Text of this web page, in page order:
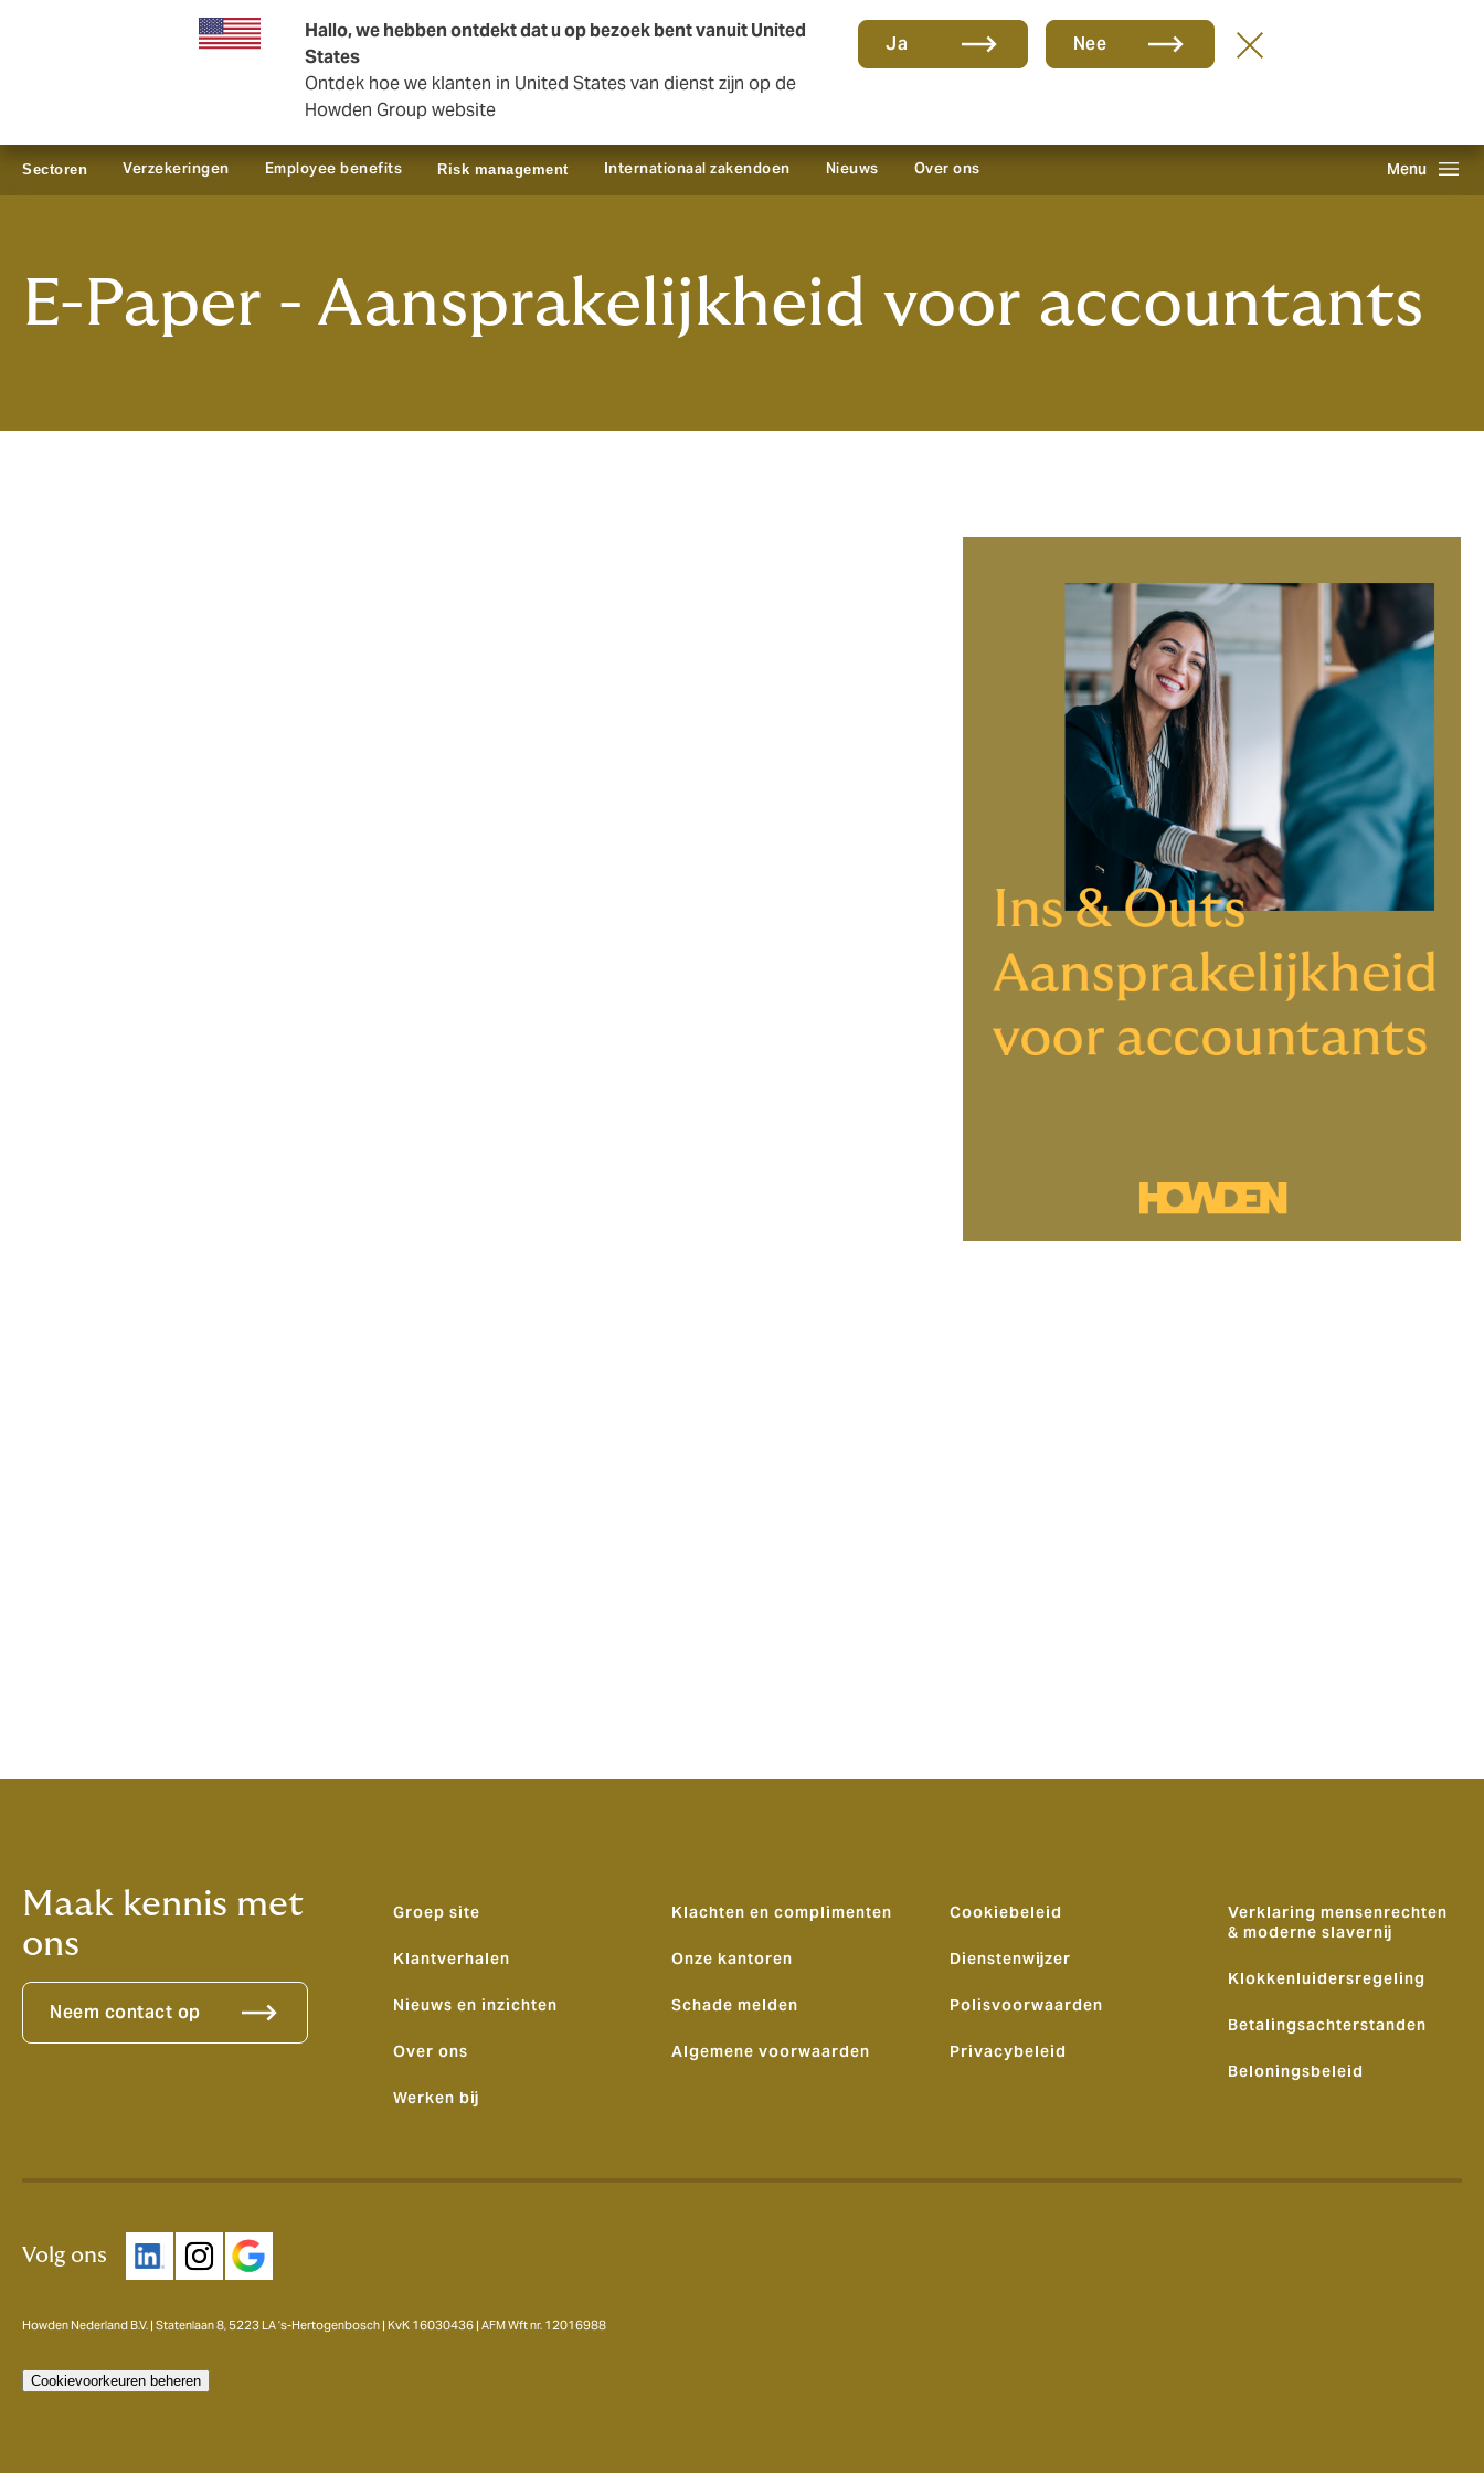
Hallo, we hebben ontdekt dat u op bezoek bent vanuit United
States
Ontdek hoe we klanten in United States van dienst zijn op de
Howden Group website
Ja Nee
Private Insurance
Sectoren Verzekeringen Employee benefits Risk management Internationaal zakendoen Nieuws Over ons Menu
E-Paper - Aansprakelijkheid voor accountants
Maak kennis met
ons
Neem contact op
Groep site
Klantverhalen
Nieuws en inzichten
Over ons
Werken bij
Klachten en complimenten
Onze kantoren
Schade melden
Algemene voorwaarden
Cookiebeleid
Dienstenwijzer
Polisvoorwaarden
Privacybeleid
Verklaring mensenrechten
& moderne slavernij
Klokkenluidersregeling
Betalingsachterstanden
Beloningsbeleid
Volg ons
Howden Nederland B.V. | Statenlaan 8, 5223 LA ’s-Hertogenbosch | KvK 16030436 | AFM Wft nr. 12016988
Cookievoorkeuren beheren